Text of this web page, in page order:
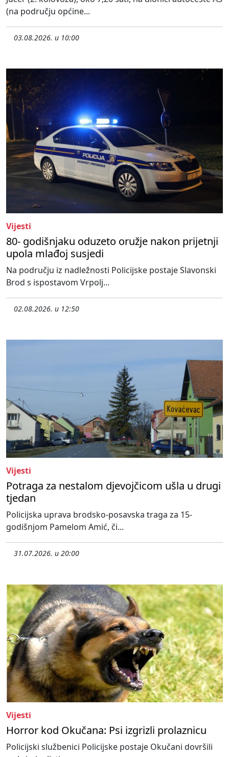
(na području općine...
03.08.2026. u 10:00
Vijesti
80- godišnjaku oduzeto oružje nakon prijetnji
upola mlađoj susjedi
Na području iz nadležnosti Policijske postaje Slavonski
Brod s ispostavom Vrpolj...
02.08.2026. u 12:50
Vijesti
Potraga za nestalom djevojčicom ušla u drugi
tjedan
Policijska uprava brodsko-posavska traga za 15-
godišnjom Pamelom Amić, či...
31.07.2026. u 20:00
Vijesti
Horror kod Okučana: Psi izgrizli prolaznicu
Policijski službenici Policijske postaje Okučani dovršili